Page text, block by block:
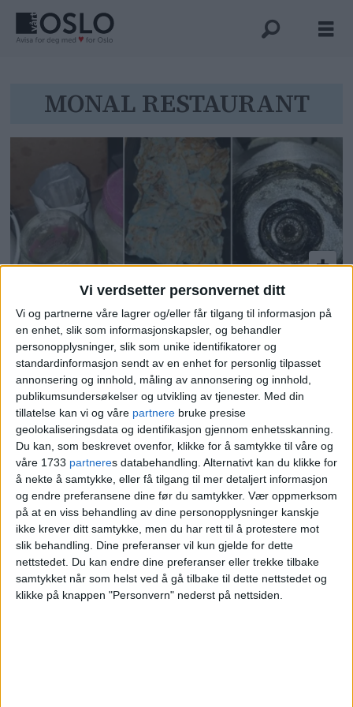
Vi verdsetter personvernet ditt
Vi og partnerne våre lagrer og/eller får tilgang til informasjon på
en enhet, slik som informasjonskapsler, og behandler
personopplysninger, slik som unike identifikatorer og
standardinformasjon sendt av en enhet for personlig tilpasset
annonsering og innhold, måling av annonsering og innhold,
publikumsundersøkelser og utvikling av tjenester. Med din
tillatelse kan vi og våre partnere bruke presise
geolokaliseringsdata og identifikasjon gjennom enhetsskanning.
Du kan, som beskrevet ovenfor, klikke for å samtykke til våre og
våre 1733 partneres databehandling. Alternativt kan du klikke for
å nekte å samtykke, eller få tilgang til mer detaljert informasjon
og endre preferansene dine før du samtykker. Vær oppmerksom
på at en viss behandling av dine personopplysninger kanskje
ikke krever ditt samtykke, men du har rett til å protestere mot
slik behandling. Dine preferanser vil kun gjelde for dette
nettstedet. Du kan endre dine preferanser eller trekke tilbake
samtykket når som helst ved å gå tilbake til dette nettstedet og
klikke på knappen "Personvern" nederst på nettsiden.
Tag:
monal
restaurant
MONAL RESTAURANT
Fant mugg på veggene og
muselort på gulvet. Nå er Furuset
senter-restauranten konkurs
Takeaway på Furuset senter
risikerer tvangsmulkt på
grunn av muselort-funn